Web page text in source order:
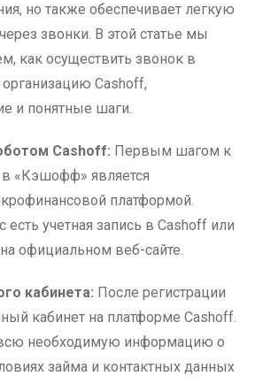
но также обеспечивает легкую
звонки. В этой статье мы
как осуществить звонок в
Cashoff,
и понятные шаги.
Cashoff: Первым шагом к
«Кэшофф» является
платформой.
есть учетная запись в Cashoff или
официальном веб-сайте.
кабинета: После регистрации
кабинет на платформе Cashoff.
необходимую информацию о
займа и контактных данных